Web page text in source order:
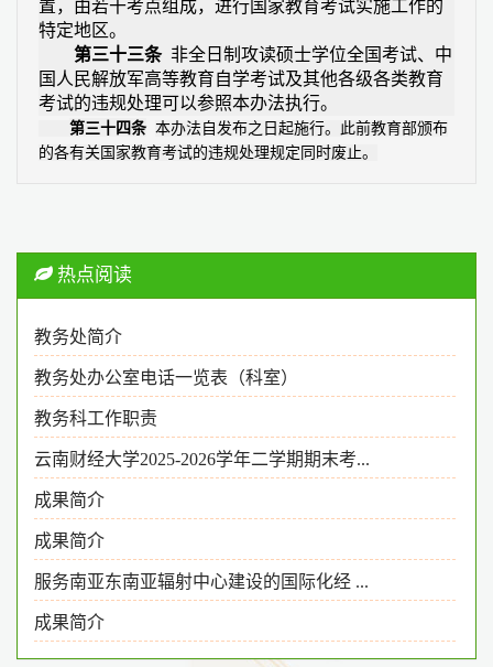
置，由若干考点组成，进行国家教育考试实施工作的
特定地区。
第三十三条 非全日制攻读硕士学位全国考试、中
国人民解放军高等教育自学考试及其他各级各类教育
考试的违规处理可以参照本办法执行。
第三十四条 本办法自发布之日起施行。此前教育部颁布
的各有关国家教育考试的违规处理规定同时废止。
热点阅读
教务处简介
教务处办公室电话一览表（科室）
教务科工作职责
云南财经大学2025-2026学年二学期期末考...
成果简介
成果简介
服务南亚东南亚辐射中心建设的国际化经 ...
成果简介